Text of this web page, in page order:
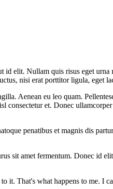
elit. Nullam quis risus eget urna
nisi erat porttitor ligula, eget
Aenean eu leo quam.
consectetur et. Donec
penatibus et magnis dis
sit amet fermentum. Donec id
That's what happens to me. I